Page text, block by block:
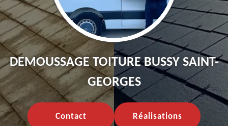
DEMOUSSAGE TOITURE BUSSY SAINT-
GEORGES
Contact Réalisations